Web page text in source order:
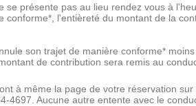
se présente pas au lieu rendez vous à
conforme*, l'entièreté du montant de la
son trajet de manière conforme*
de contribution sera remis au
à même la page de votre réservation
4697. Aucune autre entente avec le